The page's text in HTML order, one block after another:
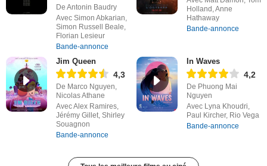
De Antonin Baudry
Avec Simon Abkarian,
Simon Russell Beale,
Florian Lesieur
Bande-annonce
Holland, Anne
Hathaway
Bande-annonce
Jim Queen
4,3
De Marco Nguyen,
Nicolas Athane
Avec Alex Ramires,
Jérémy Gillet, Shirley
Souagnon
Bande-annonce
In Waves
4,2
De Phuong Mai
Nguyen
Avec Lyna Khoudri,
Paul Kircher, Rio Vega
Bande-annonce